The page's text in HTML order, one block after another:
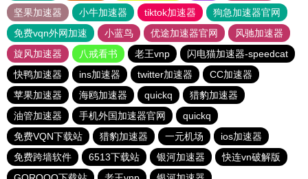
坚果加速器
小牛加速器 tiktok加速器
狗急加速器官网
免费vqn外网加速
小蓝鸟 优途加速器官网
风驰加速器
旋风加速器
八戒看书 老王vnp
闪电猫加速器-speedcat
快鸭加速器
ins加速器 twitter加速器
CC加速器
苹果加速器
海鸥加速器 quickq
猎豹加速器
油管加速器
手机外国加速器官网
quickq
免费VQN下载站
猎豹加速器 一元机场
ios加速器
免费跨墙软件
6513下载站 银河加速器
快连vn破解版